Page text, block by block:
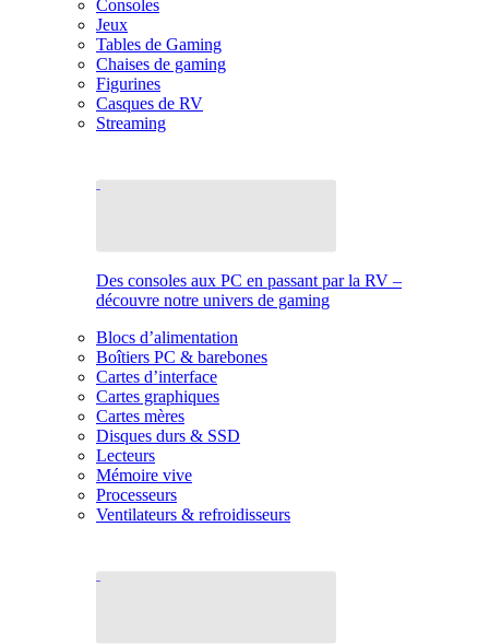
Consoles
Jeux
Tables de Gaming
Chaises de gaming
Figurines
Casques de RV
Streaming
Des consoles aux PC en passant par la RV –
découvre notre univers de gaming
Blocs d’alimentation
Boîtiers PC & barebones
Cartes d’interface
Cartes graphiques
Cartes mères
Disques durs & SSD
Lecteurs
Mémoire vive
Processeurs
Ventilateurs & refroidisseurs